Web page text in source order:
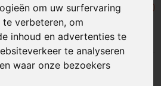
om uw surfervaring
verbeteren, om
inhoud en advertenties te
te analyseren
waar onze bezoekers
Geen producten
(0)
TYPE 3